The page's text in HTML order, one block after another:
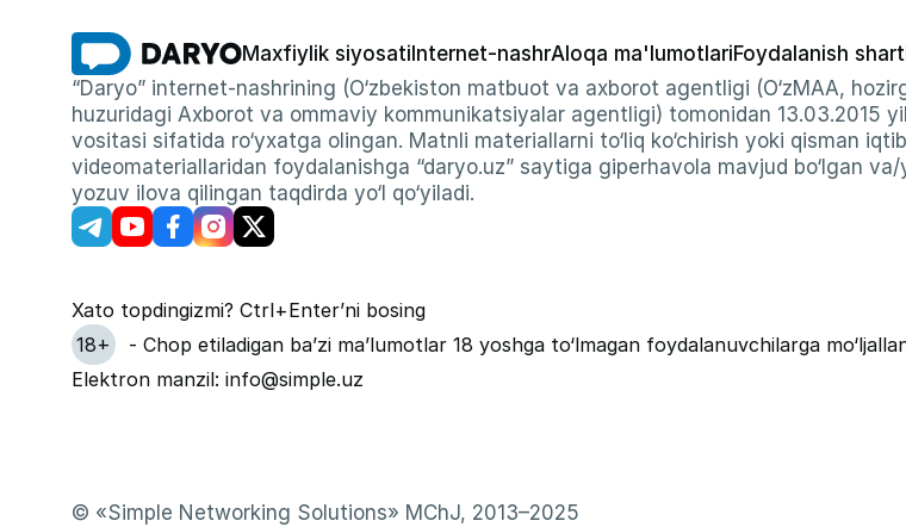
Maxfiylik siyosati Internet-nashrAloqa ma'lumotlariFoydalanish
“Daryo” internet-nashrining (O‘zbekiston matbuot va axborot agentligi (O‘zMAA,
huzuridagi Axborot va ommaviy kommunikatsiyalar agentligi) tomonidan 13.03.2015
vositasi sifatida ro‘yxatga olingan. Matnli materiallarni to‘liq ko‘chirish yoki qisman
videomateriallaridan foydalanishga “daryo.uz” saytiga giperhavola mavjud bo‘lgan
yozuv ilova qilingan taqdirda yo‘l qo‘yiladi.
Xato topdingizmi? Ctrl+Enter’ni bosing
18+
- Chop etiladigan ba’zi ma’lumotlar 18 yoshga to‘lmagan foydalanuvchilarga
Elektron manzil: info@simple.uz
© «Simple Networking Solutions» MChJ, 2013–2025